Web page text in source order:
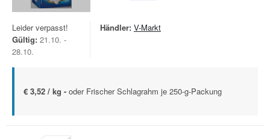
Leider verpasst!
Gültig: 21.10. -
28.10.
Händler: V-Markt
€ 3,52 / kg - oder Frischer Schlagrahm je 250-g-Packung